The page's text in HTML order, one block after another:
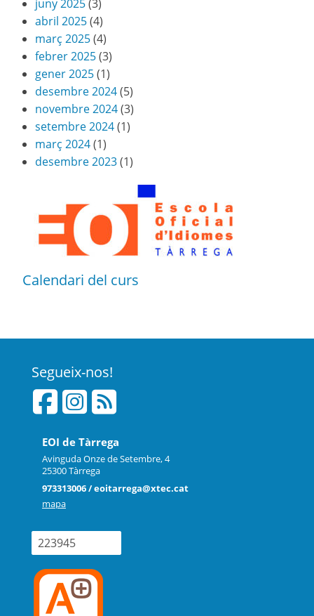
juny 2025(3)
abril 2025(4)
març 2025(4)
febrer 2025(3)
gener 2025(1)
desembre 2024(5)
novembre 2024(3)
setembre 2024(1)
març 2024(1)
desembre 2023(1)
Calendari del curs
Segueix-nos!
EOI de Tàrrega
Avinguda Onze de Setembre, 4
25300 Tàrrega
973313006 / eoitarrega@xtec.cat
mapa
223945